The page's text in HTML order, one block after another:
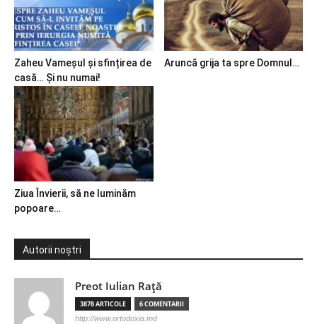
Zaheu Vameșul și sfințirea de
casă… Și nu numai!
Aruncă grija ta spre Domnul…
Ziua Învierii, să ne luminăm
popoare…
Autorii noștri
Preot Iulian Raţă
3878 ARTICOLE 6 COMENTARII
http://www.ortodoxia.md